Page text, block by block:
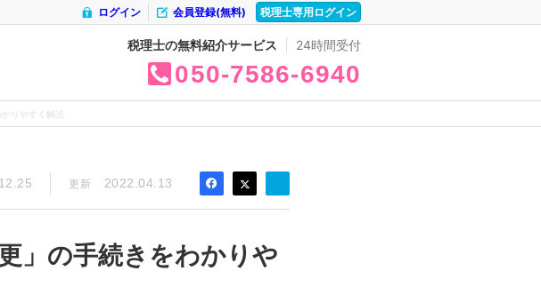
税理士専用ログイン
会員登録(無料)
ログイン
税理士の無料紹介サービス 24時間受付
050 7586 6940
りやすく解説
更新 2022.04.13
」の手続きをわかりや